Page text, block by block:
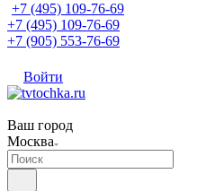
+7 (495) 109-76-69
+7 (495) 109-76-69
+7 (905) 553-76-69
Войти
Ваш город
Москва